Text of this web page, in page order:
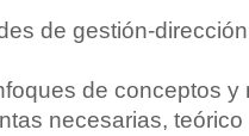
de gestión-
de conceptos y
necesarias,